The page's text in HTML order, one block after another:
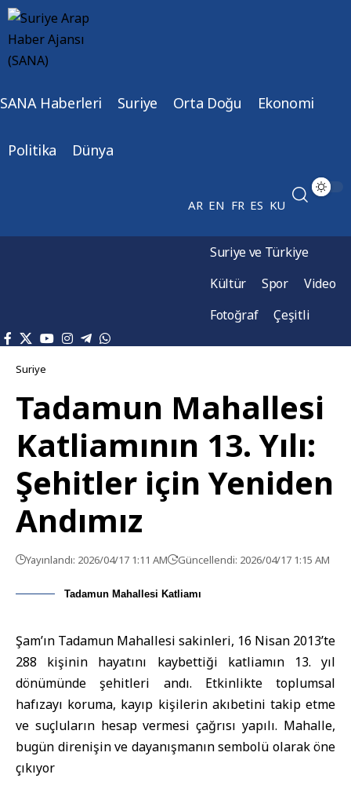
SANA Haberleri Suriye Orta Doğu Ekonomi
Politika Dünya
AR EN FR ES KU
Suriye ve Türkiye
Kültür
Spor
Video
Fotoğraf
Çeşitli
Suriye
Tadamun Mahallesi
Katliamının 13. Yılı:
Şehitler için Yeniden
Andımız
Yayınlandı: 2026/04/17 1:11 AM Güncellendi: 2026/04/17 1:15 AM
Tadamun Mahallesi Katliamı
Şam’ın Tadamun Mahallesi sakinleri, 16 Nisan 2013’te
288 kişinin hayatını kaybettiği katliamın 13. yıl
dönümünde şehitleri andı. Etkinlikte toplumsal
hafızayı koruma, kayıp kişilerin akıbetini takip etme
ve suçluların hesap vermesi çağrısı yapılı. Mahalle,
bugün direnişin ve dayanışmanın sembolü olarak öne
çıkıyor